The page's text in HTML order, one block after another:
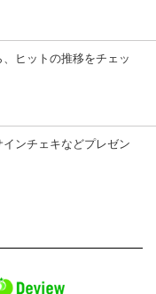
ヒットの推移をチェッ
ンチェキなどプレゼン